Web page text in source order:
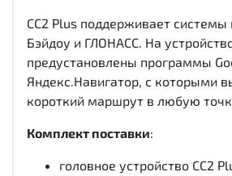
CC2 Plus поддерживает системы
Бэйдоу и ГЛОНАСС. На
предустановлены программы
Яндекс.Навигатор, с которыми
короткий маршрут в любую
Комплект поставки:
головное устройство CC2